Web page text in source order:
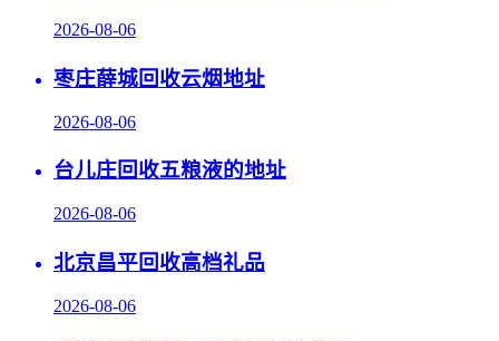
2026-08-06
枣庄薛城回收云烟地址
2026-08-06
台儿庄回收五粮液的地址
2026-08-06
北京昌平回收高档礼品
2026-08-06